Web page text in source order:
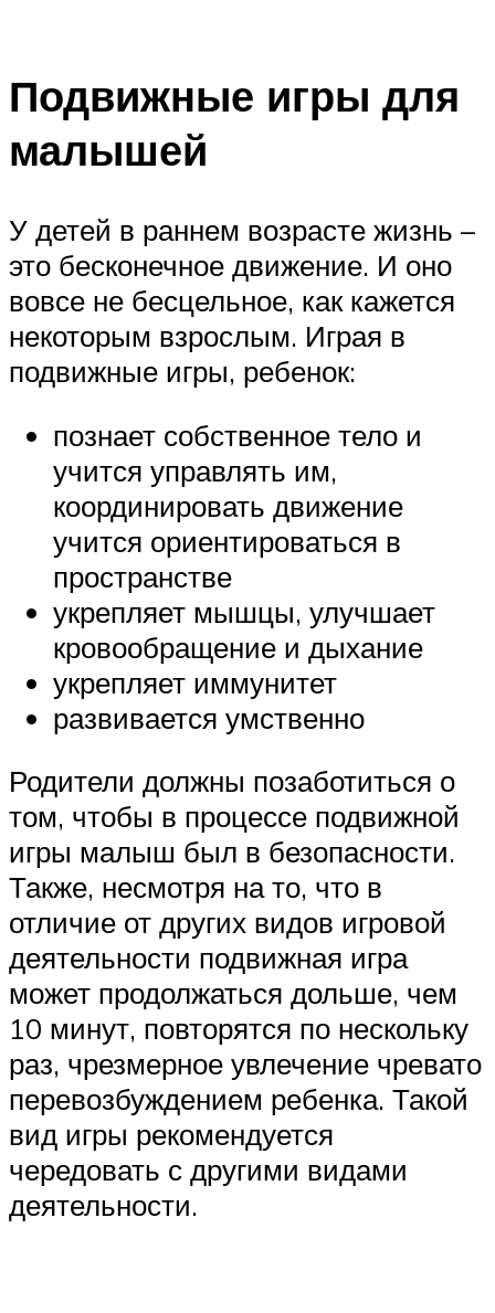
Подвижные игры для
малышей
У детей в раннем возрасте жизнь –
это бесконечное движение. И оно
вовсе не бесцельное, как кажется
некоторым взрослым. Играя в
подвижные игры, ребенок:
познает собственное тело и
учится управлять им,
координировать движение
учится ориентироваться в
пространстве
укрепляет мышцы, улучшает
кровообращение и дыхание
укрепляет иммунитет
развивается умственно
Родители должны позаботиться о
том, чтобы в процессе подвижной
игры малыш был в безопасности.
Также, несмотря на то, что в
отличие от других видов игровой
деятельности подвижная игра
может продолжаться дольше, чем
10 минут, повторятся по нескольку
раз, чрезмерное увлечение чревато
перевозбуждением ребенка. Такой
вид игры рекомендуется
чередовать с другими видами
деятельности.